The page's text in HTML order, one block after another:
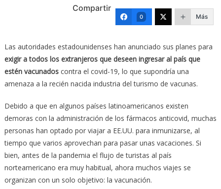
Compartir
0 Más
Las autoridades estadounidenses han anunciado sus planes para
exigir a todos los extranjeros que deseen ingresar al país que
estén vacunadoscontra el covid-19, lo que supondría una
amenaza a la recién nacida industria del turismo de vacunas.
Debido a que en algunos países latinoamericanos existen
demoras con la administración de los fármacos anticovid, muchas
personas han optado por viajar a EE.UU. para inmunizarse, al
tiempo que varios aprovechan para pasar unas vacaciones. Si
bien, antes de la pandemia el flujo de turistas al país
norteamericano era muy habitual, ahora muchos viajes se
organizan con un solo objetivo: la vacunación.